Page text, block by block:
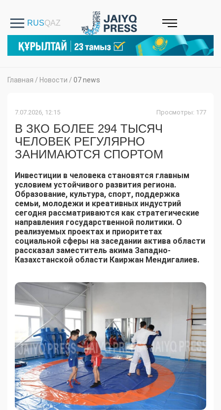
Главная / Новости / 07 news
7.07.2026, 12:15 Просмотры: 177
В ЗКО БОЛЕЕ 294 ТЫСЯЧ
ЧЕЛОВЕК РЕГУЛЯРНО
ЗАНИМАЮТСЯ СПОРТОМ
Инвестиции в человека становятся главным
условием устойчивого развития региона.
Образование, культура, спорт, поддержка
семьи, молодежи и креативных индустрий
сегодня рассматриваются как стратегические
направления государственной политики. О
реализуемых проектах и приоритетах
социальной сферы на заседании актива области
рассказал заместитель акима Западно-
Казахстанской области Каиржан Мендигалиев.